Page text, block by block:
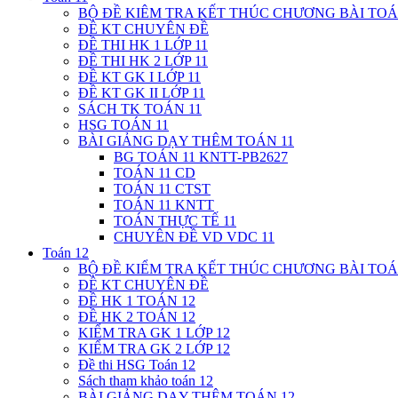
BỘ ĐỀ KIÊM TRA KẾT THÚC CHƯƠNG BÀI
ĐỀ KT CHUYÊN ĐỀ
ĐỀ THI HK 1 LỚP 11
ĐỀ THI HK 2 LỚP 11
ĐỀ KT GK I LỚP 11
ĐỀ KT GK II LỚP 11
SÁCH TK TOÁN 11
HSG TOÁN 11
BÀI GIẢNG DẠY THÊM TOÁN 11
BG TOÁN 11 KNTT-PB2627
TOÁN 11 CD
TOÁN 11 CTST
TOÁN 11 KNTT
TOÁN THỰC TẾ 11
CHUYÊN ĐỀ VD VDC 11
Toán 12
BỘ ĐỀ KIỂM TRA KẾT THÚC CHƯƠNG BÀI
ĐỀ KT CHUYÊN ĐỀ
ĐỀ HK 1 TOÁN 12
ĐỀ HK 2 TOÁN 12
KIỂM TRA GK 1 LỚP 12
KIỂM TRA GK 2 LỚP 12
Đề thi HSG Toán 12
Sách tham khảo toán 12